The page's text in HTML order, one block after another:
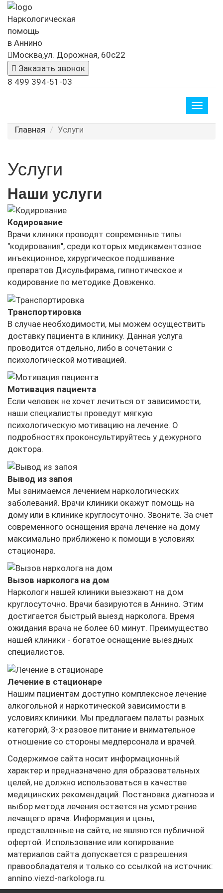
Наркологическая
помощь
в Аннино
Москва,ул. Дорожная, 60с22
Заказать звонок
8 499 394-51-03
Toggle
Главная
Услуги
Услуги
Наши услуги
Кодирование
Врачи клиники проводят современные типы
"кодирования", среди которых медикаментозное
инъекционное, хирургическое подшивание
препаратов Дисульфирама, гипнотическое и
кодирование по методике Довженко.
Транспортировка
В случае необходимости, мы можем осуществить
доставку пациента в клинику. Данная услуга
проводится отдельно, либо в сочетании с
психологической мотивацией.
Мотивация пациента
Если человек не хочет лечиться от зависимости,
наши специалисты проведут мягкую
психологическую мотивацию на лечение. О
подробностях проконсультируйтесь у дежурного
доктора.
Вывод из запоя
Мы занимаемся лечением наркологических
заболеваний. Врачи клиники окажут помощь на
дому или в клинике круглосуточно. Звоните. За счет
современного оснащения врача лечение на дому
максимально приближено к помощи в условиях
стационара.
Вызов нарколога на дом
Наркологи нашей клиники выезжают на дом
круглосуточно. Врачи базируются в Аннино. Этим
достигается быстрый выезд нарколога. Время
ожидания врача не более 60 минут. Преимущество
нашей клиники - богатое оснащение выездных
специалистов.
Лечение в стационаре
Нашим пациентам доступно комплексное лечение
алкогольной и наркотической зависимости в
условиях клиники. Мы предлагаем палаты разных
категорий, 3-х разовое питание и внимательное
отношение со стороны медперсонала и врачей.
Содержимое сайта носит информационный
характер и предназначено для образовательных
целей, не должно использоваться в качестве
медицинских рекомендаций. Постановка диагноза и
выбор метода лечения остается на усмотрение
лечащего врача. Информация и цены,
представленные на сайте, не являются публичной
офертой. Использование или копирование
материалов сайта допускается с разрешения
правообладателя и только со ссылкой на источник:
annino.viezd-narkologa.ru.